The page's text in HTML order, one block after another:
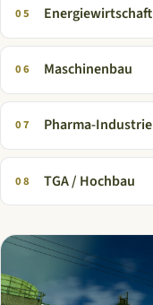
05 Energiewirtschaft
06 Maschinenbau
07 Pharma-Industrie
08 TGA / Hochbau